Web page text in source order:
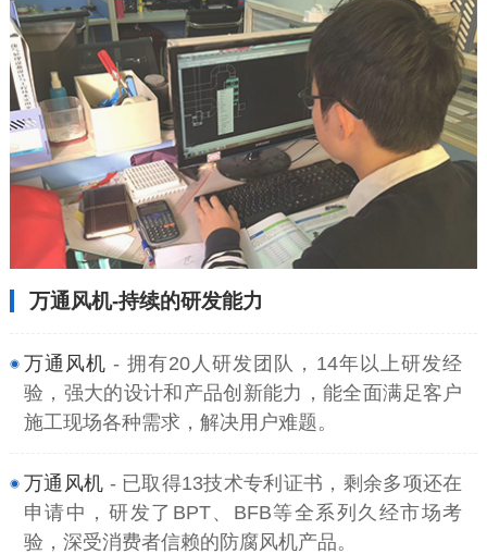
万通风机-持续的研发能力
万通风机 - 拥有20人研发团队，14年以上研发经
验，强大的设计和产品创新能力，能全面满足客户
施工现场各种需求，解决用户难题。
万通风机 - 已取得13技术专利证书，剩余多项还在
申请中，研发了BPT、BFB等全系列久经市场考
验，深受消费者信赖的防腐风机产品。